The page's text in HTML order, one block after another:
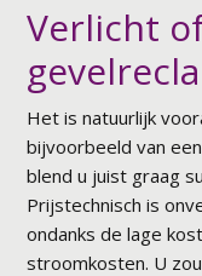
Verlicht
Het is natuurlijk
bijvoorbeeld van
blend u juist graag
Prijstechnisch is
ondanks de lage
stroomkosten. U